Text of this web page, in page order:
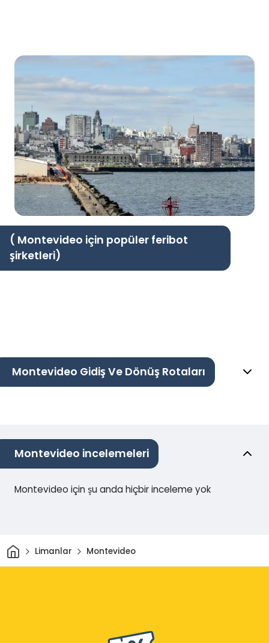
( Montevideo için popüler feribot
şirketleri)
Montevideo Gidiş Ve Dönüş Rotaları
Montevideo incelemeleri
Montevideo için şu anda hiçbir inceleme yok
Ev Limanlar Montevideo